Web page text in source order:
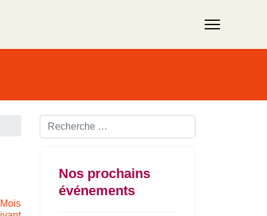
Rechercher ...
Nos prochains
événements